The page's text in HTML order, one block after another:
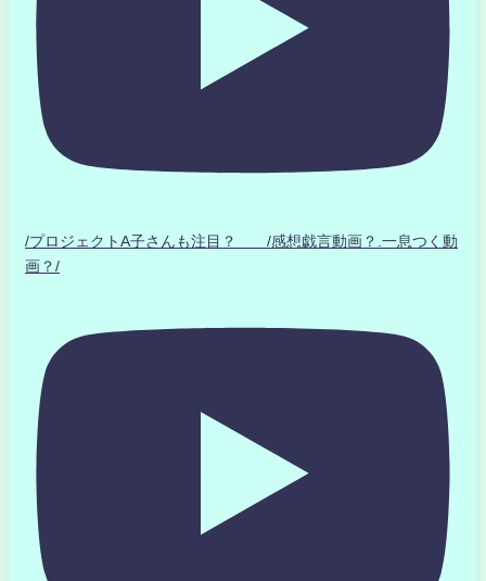
/プロジェクトA子さんも注目？ /感想戯言動画？.一息つく動
画？/